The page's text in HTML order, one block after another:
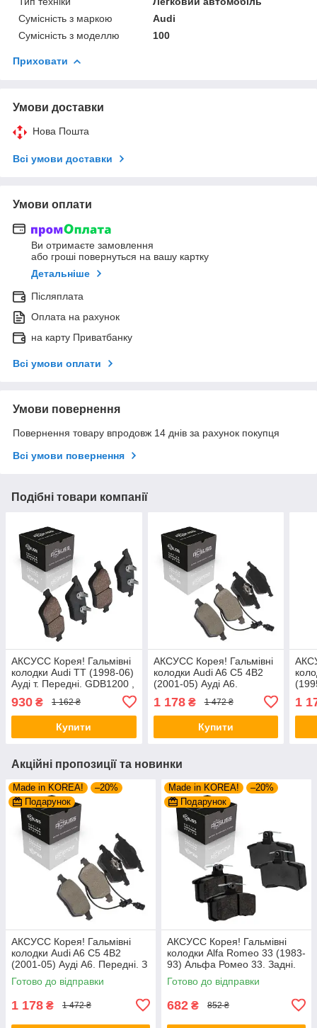
Сумісність з маркою
Audi
Сумісність з моделлю
100
Приховати
Умови доставки
Нова Пошта
Всі умови доставки
Умови оплати
Ви отримаєте замовлення
або гроші повернуться на вашу картку
Детальніше
Післяплата
Оплата на рахунок
на карту Приватбанку
Всі умови оплати
Умови повернення
Повернення товару впродовж 14 днів за рахунок покупця
Всі умови повернення
Подібні товари компанії
АКСУСС Корея! Гальмівні
колодки Audi TT (1998-06)
Ауді т. Передні. GDB1200 ,
930 ₴ 1 162 ₴
Купити
АКСУСС Корея! Гальмівні
колодки Audi A6 С5 4B2
(2001-05) Ауді А6.
GDB1307 , GDB1488 ,
FDB1323 , FDB1717 ,
1 178₴ 1 472 ₴
Купити
1
Акційні пропозиції та новинки
Made in KOREA!
–20%
Подарунок
АКСУСС Корея! Гальмівні
колодки Audi A6 С5 4B2
(2001-05) Ауді А6. Передні. З
датчиками! GDB1307 ,
GDB1488 , FDB1323 ,
Готово до відправки
1 178 ₴ 1 472 ₴
Made in KOREA!
–20%
Подарунок
АКСУСС Корея! Гальмівні
колодки Alfa Romeo 33 (1983-
93) Альфа Ромео 33. Задні.
GDB1050 , FDB222
Готово до відправки
682 ₴ 852 ₴